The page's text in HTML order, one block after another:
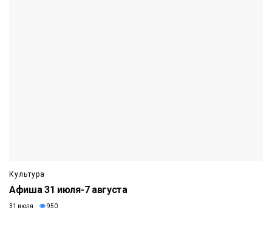
Культура
Афиша 31 июля-7 августа
31 июля 950